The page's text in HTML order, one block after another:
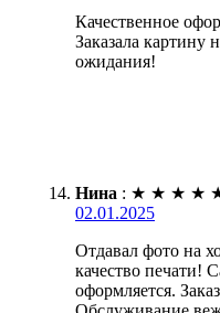
Качественное
Заказала картину
ожидания!
Нина : ★ ★ ★ ★
02.01.2025
Отдавал фото на
качество печати!
оформляется.